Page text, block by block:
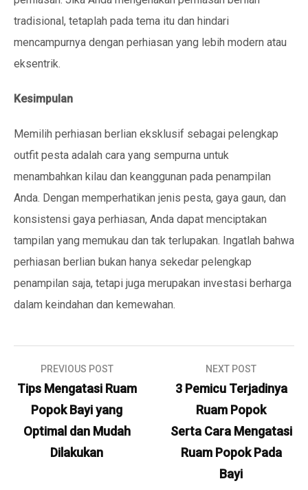
tradisional, tetaplah pada tema itu dan hindari
mencampurnya dengan perhiasan yang lebih modern atau
eksentrik.
Kesimpulan
Memilih perhiasan berlian eksklusif sebagai pelengkap
outfit pesta adalah cara yang sempurna untuk
menambahkan kilau dan keanggunan pada penampilan
Anda. Dengan memperhatikan jenis pesta, gaya gaun, dan
konsistensi gaya perhiasan, Anda dapat menciptakan
tampilan yang memukau dan tak terlupakan. Ingatlah bahwa
perhiasan berlian bukan hanya sekedar pelengkap
penampilan saja, tetapi juga merupakan investasi berharga
dalam keindahan dan kemewahan.
Navigasi
pos
PREVIOUS POST
Tips Mengatasi Ruam
Popok Bayi yang
Optimal dan Mudah
Dilakukan
NEXT POST
3 Pemicu Terjadinya
Ruam Popok
Serta Cara Mengatasi
Ruam Popok Pada
Bayi